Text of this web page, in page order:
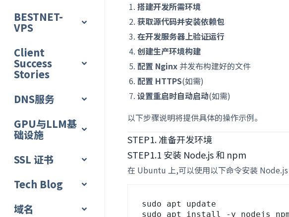
BESTNET-
VPS
Client
Success
Stories
DNS服务
GPU与LLM基
础设施
SSL 证书
Tech Blog
域名
搭建开发所需环境
获取源代码并安装依赖包
在开发服务器上验证运行
创建生产环境构建
配置 Nginx 并发布构建好的文件
配置 HTTPS(如需)
设置重启时自动启动(如需)
以下步骤说明将提供具体的操作示例。
STEP1. 准备开发环境
STEP1.1 安装 Node.js 和 npm
在 Ubuntu 上,可以使用以下命令安装 Node.js
sudo apt update